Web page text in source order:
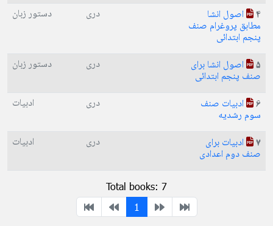
4 اصول انشا
مطابق پروغرام صنف
پنجم ابتدائی
دری دستور زبان
5 اصول انشا برای
صنف پنجم ابتدائی
دری دستور زبان
6 ادبيات صنف
سوم رشدیه
دری ادبیات
7 ادبیات برای
صنف دوم اعدادی
دری ادبیات
Total books: 7
1